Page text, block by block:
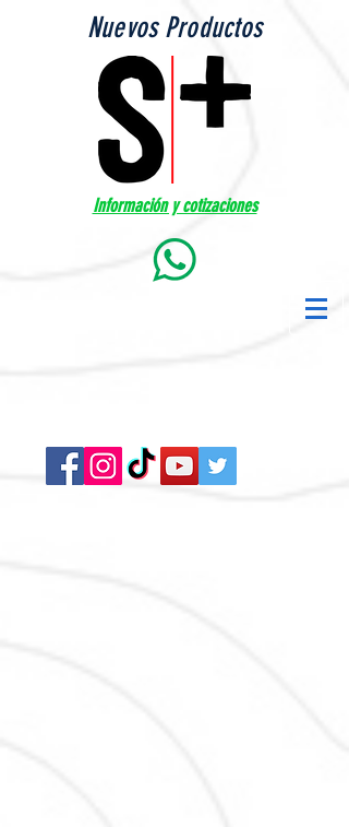
Nuevos Productos
Información y cotizaciones